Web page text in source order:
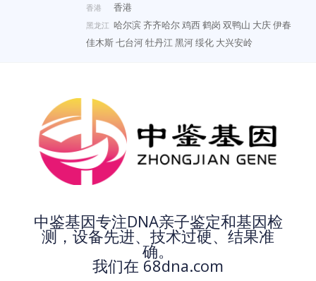
香港 香港
黑龙江 哈尔滨齐齐哈尔鸡西鹤岗 双鸭山 大庆伊春
佳木斯七台河牡丹江黑河绥化 大兴安岭
中鉴基因专注DNA亲子鉴定和基因检
测，设备先进、技术过硬、结果准
确。
我们在 68dna.com